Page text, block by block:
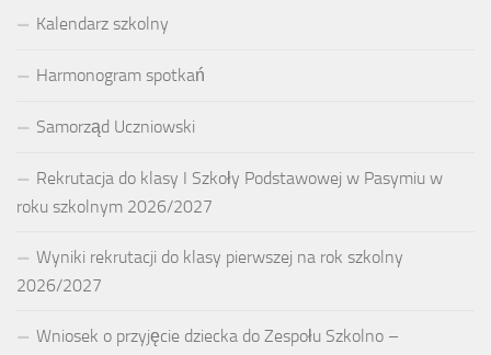
Kalendarz szkolny
Harmonogram spotkań
Samorząd Uczniowski
Rekrutacja do klasy I Szkoły Podstawowej w Pasymiu w
roku szkolnym 2026/2027
Wyniki rekrutacji do klasy pierwszej na rok szkolny
2026/2027
Wniosek o przyjęcie dziecka do Zespołu Szkolno –